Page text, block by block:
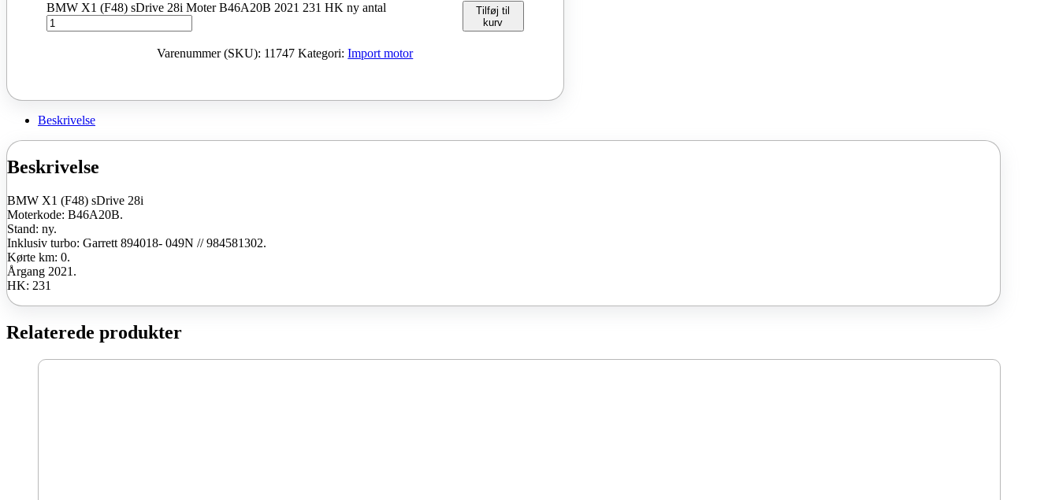
BMW X1 (F48) sDrive 28i Moter B46A20B 2021 231 HK ny antal
Tilføj til
kurv
Varenummer (SKU): 11747 Kategori:Import motor
Beskrivelse
Beskrivelse
BMW X1 (F48) sDrive 28i
Moterkode: B46A20B.
Stand: ny.
Inklusiv turbo: Garrett 894018- 049N // 984581302.
Kørte km: 0.
Årgang 2021.
HK: 231
Relaterede produkter